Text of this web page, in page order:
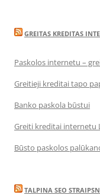
GREITAS KREDITAS
Paskolos internetu –
Greitieji kreditai tapo
Banko paskola būstui
Greiti kreditai internetu
Būsto paskolos
TALPINA SEO